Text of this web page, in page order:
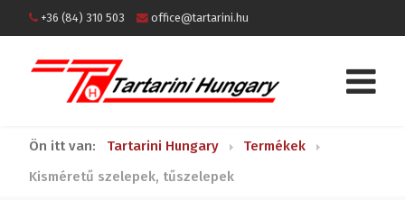
+36 (84) 310 503 office@tartarini.hu
Ön itt van: Tartarini Hungary
Termékek
Kisméretű szelepek, tűszelepek